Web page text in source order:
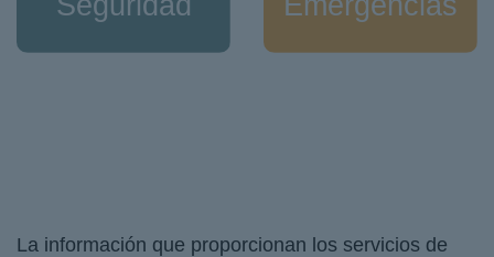
La información que proporcionan los servicios de